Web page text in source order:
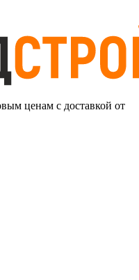
ценам с доставкой от